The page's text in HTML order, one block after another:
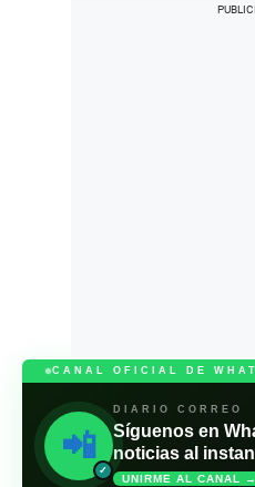
CANAL OFICIAL DE
📲
✓
DIARIO CORREO
Síguenos en
noticias al
UNIRME AL CANAL →